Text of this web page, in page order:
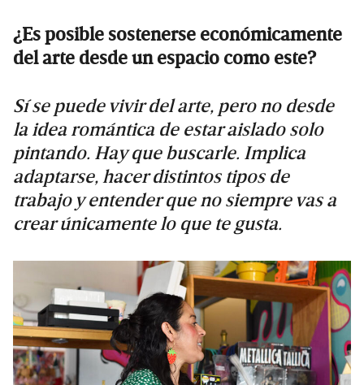
¿Es posible sostenerse económicamente
del arte desde un espacio como este?
Sí se puede vivir del arte, pero no desde
la idea romántica de estar aislado solo
pintando. Hay que buscarle. Implica
adaptarse, hacer distintos tipos de
trabajo y entender que no siempre vas a
crear únicamente lo que te gusta.